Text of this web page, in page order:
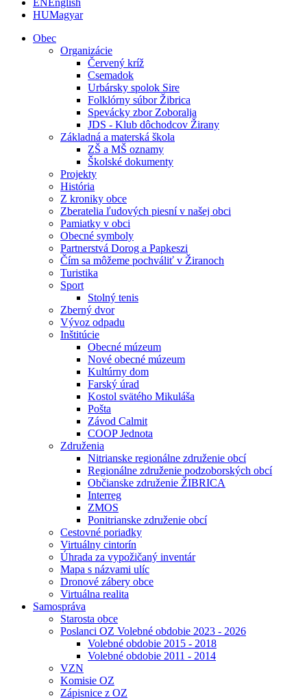
ENEnglish
HUMagyar
Obec
Organizácie
Červený kríž
Csemadok
Urbársky spolok Sire
Folklórny súbor Žibrica
Spevácky zbor Zoboralja
JDS - Klub dôchodcov Žirany
Základná a materská škola
ZŠ a MŠ oznamy
Školské dokumenty
Projekty
História
Z kroniky obce
Zberatelia ľudových piesní v našej obci
Pamiatky v obci
Obecné symboly
Partnerstvá Dorog a Papkeszi
Čím sa môžeme pochváliť v Žiranoch
Turistika
Sport
Stolný tenis
Zberný dvor
Vývoz odpadu
Inštitúcie
Obecné múzeum
Nové obecné múzeum
Kultúrny dom
Farský úrad
Kostol svätého Mikuláša
Pošta
Závod Calmit
COOP Jednota
Združenia
Nitrianske regionálne združenie obcí
Regionálne združenie podzoborských obcí
Občianske združenie ŽIBRICA
Interreg
ZMOS
Ponitrianske združenie obcí
Cestovné poriadky
Virtuálny cintorín
Úhrada za vypožičaný inventár
Mapa s názvami ulíc
Dronové zábery obce
Virtuálna realita
Samospráva
Starosta obce
Poslanci OZ Volebné obdobie 2023 - 2026
Volebné obdobie 2015 - 2018
Volebné obdobie 2011 - 2014
VZN
Komisie OZ
Zápisnice z OZ